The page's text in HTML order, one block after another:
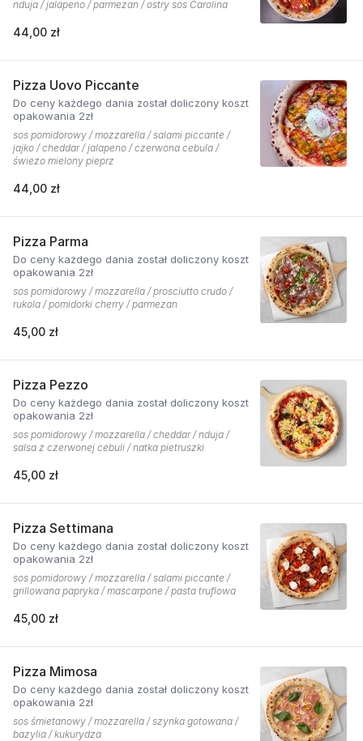
nduja / jalapeno / parmezan / ostry sos Carolina
44,00 zł
Pizza Uovo Piccante
Do ceny każdego dania został doliczony koszt
opakowania 2zł
sos pomidorowy / mozzarella / salami piccante /
jajko / cheddar / jalapeno / czerwona cebula /
świeżo mielony pieprz
44,00 zł
Pizza Parma
Do ceny każdego dania został doliczony koszt
opakowania 2zł
sos pomidorowy / mozzarella / prosciutto crudo /
rukola / pomidorki cherry / parmezan
45,00 zł
Pizza Pezzo
Do ceny każdego dania został doliczony koszt
opakowania 2zł
sos pomidorowy / mozzarella / cheddar / nduja /
salsa z czerwonej cebuli / natka pietruszki
45,00 zł
Pizza Settimana
Do ceny każdego dania został doliczony koszt
opakowania 2zł
sos pomidorowy / mozzarella / salami piccante /
grillowana papryka / mascarpone / pasta truflowa
45,00 zł
Pizza Mimosa
Do ceny każdego dania został doliczony koszt
opakowania 2zł
sos śmietanowy / mozzarella / szynka gotowana /
bazylia / kukurydza